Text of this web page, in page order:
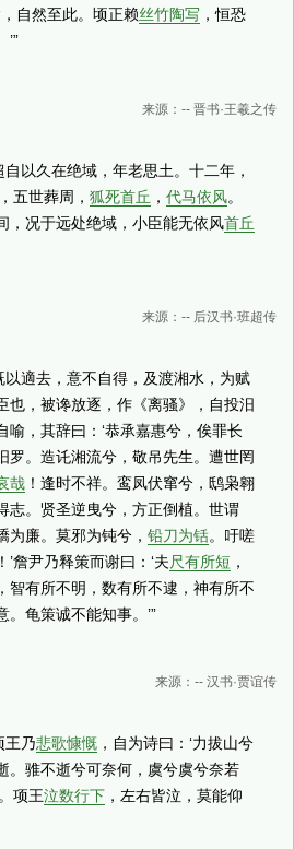
，自然至此。顷正赖丝竹陶写 ，恒恐
来源：-- 晋书·王羲之传
自以久在绝域，年老思土。十二年，
五世葬周，狐死首丘 ，代马依风。
，况于远处绝域，小臣能无依风首丘
来源：-- 后汉书·班超传
以適去，意不自得，及渡湘水，为赋
也，被谗放逐，作《离骚》，自投汨
喻，其辞曰：‘恭承嘉惠兮，俟罪长
罗。造讬湘流兮，敬吊先生。遭世罔
哉 ！逢时不祥。鸾凤伏窜兮，鸱枭翱
志。贤圣逆曳兮，方正倒植。世谓
为廉。莫邪为钝兮，铅刀为铦。吁嗟
詹尹乃释策而谢曰：‘夫尺有所短 ，
智有所不明，数有所不逮，神有所不
龟策诚不能知事。’”
来源：-- 汉书·贾谊传
王乃悲歌慷慨 ，自为诗曰：‘力拔山兮
。骓不逝兮可奈何，虞兮虞兮奈若
项王泣数行下 ，左右皆泣，莫能仰